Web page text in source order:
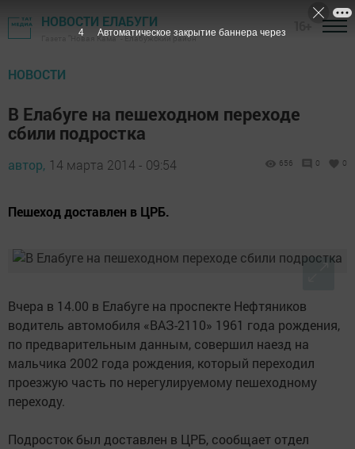
НОВОСТИ ЕЛАБУГИ
Газета "Новая Кама" - Елабужский район
НОВОСТИ
В Елабуге на пешеходном переходе
сбили подростка
автор, 14 марта 2014 - 09:54 656 0 0
Пешеход доставлен в ЦРБ.
Вчера в 14.00 в Елабуге на проспекте Нефтяников
водитель автомобиля «ВАЗ-2110» 1961 года рождения,
по предварительным данным, совершил наезд на
мальчика 2002 года рождения, который переходил
проезжую часть по нерегулируемому пешеходному
переходу.
Подросток был доставлен в ЦРБ, сообщает отдел
3 Автоматическое закрытие баннера через